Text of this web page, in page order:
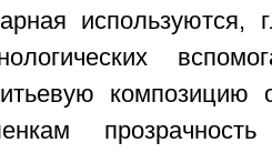
используются,
композицию